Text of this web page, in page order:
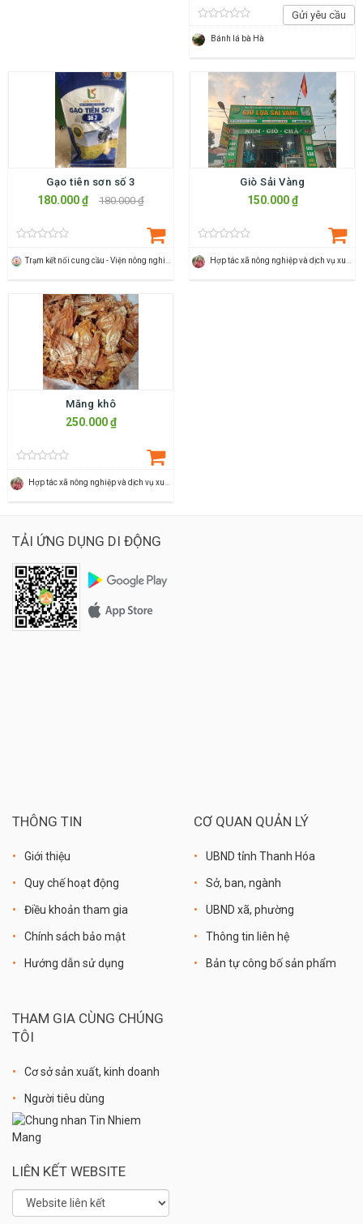
Gửi yêu cầu
Bánh lá bà Hà
Gạo tiên sơn số 3
180.000 ₫ 180.000 ₫
Trạm kết nối cung cầu - Viện nông nghiệp Thanh Hoá
Giò Sải Vàng
150.000 ₫
Hợp tác xã nông nghiệp và dịch vụ xuân du
Măng khô
250.000 ₫
Hợp tác xã nông nghiệp và dịch vụ xuân du
TẢI ỨNG DỤNG DI ĐỘNG
THÔNG TIN
Giới thiệu
Quy chế hoạt động
Điều khoản tham gia
Chính sách bảo mật
Hướng dẫn sử dụng
CƠ QUAN QUẢN LÝ
UBND tỉnh Thanh Hóa
Sở, ban, ngành
UBND xã, phường
Thông tin liên hệ
Bản tự công bố sản phẩm
THAM GIA CÙNG CHÚNG
TÔI
Cơ sở sản xuất, kinh doanh
Người tiêu dùng
LIÊN KẾT WEBSITE